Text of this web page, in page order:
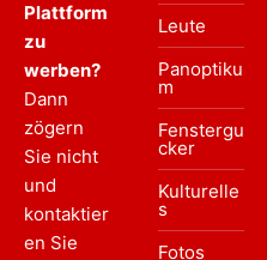
Plattform
zu
werben?
Dann
zögern
Sie nicht
und
kontaktier
en Sie
Leute
Panoptiku
m
Fenstergu
cker
Kulturelle
s
Fotos